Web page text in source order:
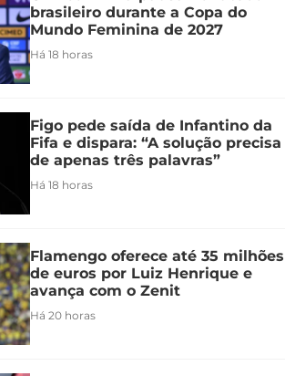
brasileiro durante a Copa do
Mundo Feminina de 2027
Há 18 horas
Figo pede saída de Infantino da
Fifa e dispara: “A solução precisa
de apenas três palavras”
Há 18 horas
Flamengo oferece até 35 milhões
de euros por Luiz Henrique e
avança com o Zenit
Há 20 horas